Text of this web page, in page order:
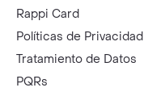
Rappi Card
Políticas de Privacidad
Tratamiento de Datos
PQRs